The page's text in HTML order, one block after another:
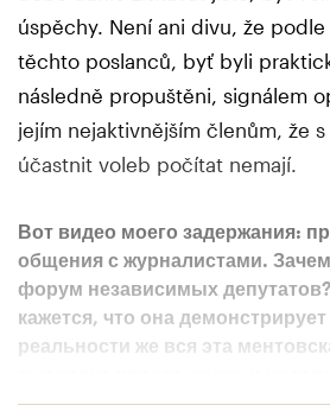
úspěchy. Není ani divu, že podle
těchto poslanců, byť byli
následně propuštěni, signálem
jejím nejaktivnějším členům, že
účastnit voleb počítat nemají.
Вот видео моего задержания:
общения с журналистами.
форум независимых
кажется, что она
реальности же вся эта